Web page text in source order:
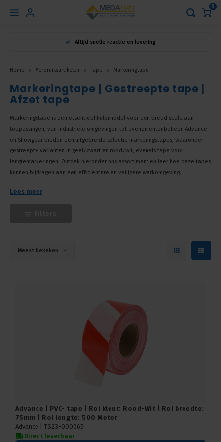
Hoofdmenu
Nederlands
English
0
Altijd snelle reactie en levering
Home Verbruiksartikelen Tape Markeringtape
Markeringtape | Gestreepte tape |
Afzet tape
Markeringstape is een essentieel hulpmiddel voor een breed scala aan
toepassingen, van industriële omgevingen tot evenementenbeheer. Advance
en Showgear bieden een uitgebreide selectie markeringstapes, waaronder
gestreepte varianten in geel/zwart en rood/wit, evenals tape voor
lengtemarkeringen. Ontdek hieronder ons assortiment en leer hoe deze tapes
kunnen bijdragen aan een efficiëntere en veiligere werkomgeving.
Lees meer
Meest bekeken
Advance | PVC- tape | Rol kleur: Rood-Wit | Rol breedte:
75mm | Rol lengte: 500 Meter
Advance | TS23-000065
Direct leverbaar